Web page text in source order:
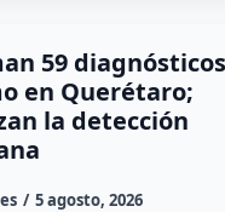
59
en Querétaro;
la detección
5 agosto, 2026